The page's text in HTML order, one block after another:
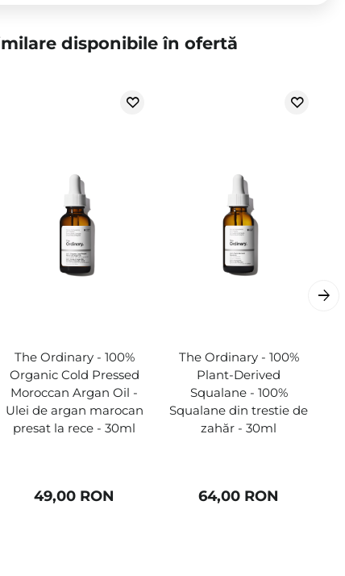
disponibile în ofertă
The Ordinary - 100%
Organic Cold Pressed
Moroccan Argan Oil -
Ulei de argan marocan
presat la rece - 30ml
49,00 RON
The Ordinary - 100%
Plant-Derived
Squalane - 100%
Squalane din trestie de
zahăr - 30ml
64,00 RON